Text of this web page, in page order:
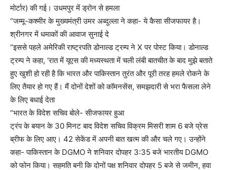
मोर्टार) की गई। उधमपुर में ड्रोन से हमला
“जम्मू-कश्मीर के मुख्यमंत्री उमर अब्दुल्ला ने कहा- ये कैसा सीजफायर है।
श्रीनगर में धमाकों की आवाज सुनाई दे
“इससे पहले अमेरिकी राष्ट्रपति डोनाल्ड ट्रम्प ने X पर पोस्ट किया। डोनाल्ड
ट्रम्प ने कहा, ‘रात में यूएस की मध्यस्थता में चली लंबी बातचीत के बाद मुझे बताते
हुए खुशी हो रही है कि भारत और पाकिस्तान तुरंत और पूरी तरह हमले रोकने के
लिए तैयार हो गए हैं। मैं दोनों देशों को कॉमनसेंस, समझदारी से भरा फैसला लेने
के लिए बधाई देता
“भारत के विदेश सचिव बोले- सीजफायर हुआ
ट्रंप के बयान के 30 मिनट बाद विदेश सचिव विक्रम मिसरी शाम 6 बजे प्रेस
ब्रीफ के लिए आए। 42 सेकेंड में अपनी बात खत्म की और चले गए। उन्होंने
कहा- पाकिस्तान के DGMO ने शनिवार दोपहर 3:35 बजे भारतीय DGMO
को फोन किया। सहमति बनी कि दोनों पक्ष शनिवार दोपहर 5 बजे से जमीन, हवा